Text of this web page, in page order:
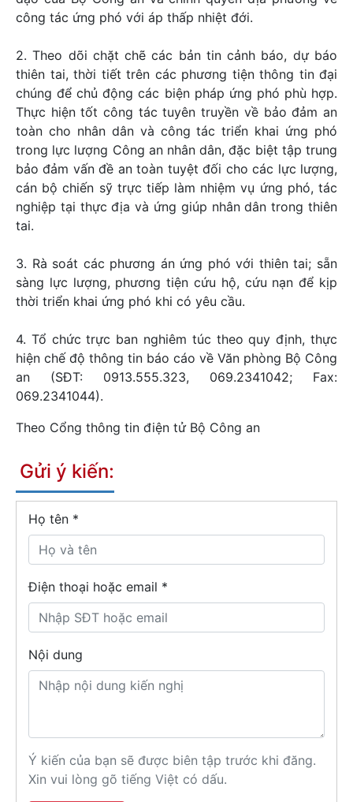
công tác ứng phó với áp thấp nhiệt đới.
2. Theo dõi chặt chẽ các bản tin cảnh báo, dự báo
thiên tai, thời tiết trên các phương tiện thông tin đại
chúng để chủ động các biện pháp ứng phó phù hợp.
Thực hiện tốt công tác tuyên truyền về bảo đảm an
toàn cho nhân dân và công tác triển khai ứng phó
trong lực lượng Công an nhân dân, đặc biệt tập trung
bảo đảm vấn đề an toàn tuyệt đối cho các lực lượng,
cán bộ chiến sỹ trực tiếp làm nhiệm vụ ứng phó, tác
nghiệp tại thực địa và ứng giúp nhân dân trong thiên
tai.
3. Rà soát các phương án ứng phó với thiên tai; sẵn
sàng lực lượng, phương tiện cứu hộ, cứu nạn để kịp
thời triển khai ứng phó khi có yêu cầu.
4. Tổ chức trực ban nghiêm túc theo quy định, thực
hiện chế độ thông tin báo cáo về Văn phòng Bộ Công
an (SĐT: 0913.555.323, 069.2341042; Fax:
069.2341044).
Theo Cổng thông tin điện tử Bộ Công an
Gửi ý kiến:
Họ tên *
Điện thoại hoặc email *
Nội dung
Ý kiến của bạn sẽ được biên tập trước khi đăng.
Xin vui lòng gõ tiếng Việt có dấu.